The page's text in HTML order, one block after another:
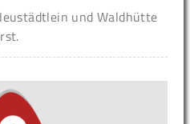
und Waldhütte